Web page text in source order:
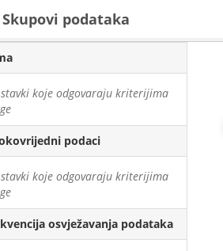
Skupovi podаtаkа
koje odgovaraju kriterijima
podaci
koje odgovaraju kriterijima
osvježavanja podataka